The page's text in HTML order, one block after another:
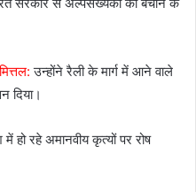
उन्होंने रैली के मार्ग में आने वाले
दिया।
में हो रहे अमानवीय कृत्यों पर रोष